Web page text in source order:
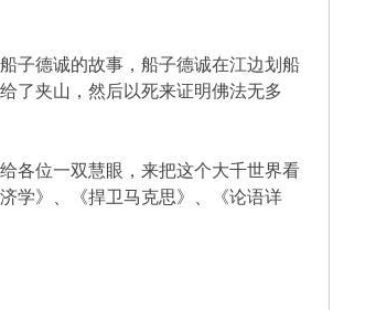
子德诚的故事，船子德诚在江边划船
了夹山，然后以死来证明佛法无多
各位一双慧眼，来把这个大千世界看
学》、《捍卫马克思》、《论语详